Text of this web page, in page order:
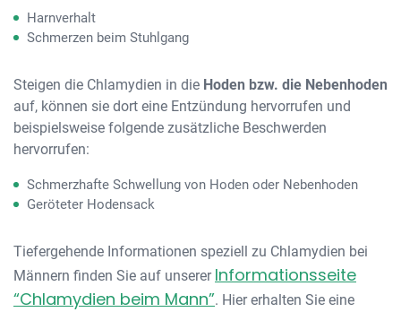
Harnverhalt
Schmerzen beim Stuhlgang
Steigen die Chlamydien in die Hoden bzw. die Nebenhoden
auf, können sie dort eine Entzündung hervorrufen und
beispielsweise folgende zusätzliche Beschwerden
hervorrufen:
Schmerzhafte Schwellung von Hoden oder Nebenhoden
Geröteter Hodensack
Tiefergehende Informationen speziell zu Chlamydien bei
Männern finden Sie auf unserer Informationsseite
“Chlamydien beim Mann”. Hier erhalten Sie eine